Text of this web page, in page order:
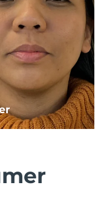
预计送达日期8/10/26
预计送达日期
预计送达日期 8/11/26
预计送达日期8/10/26
预计送达日期8/10/26
预计送达日期